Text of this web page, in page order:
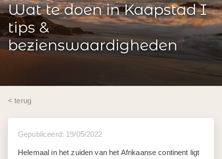
Wat te doen in Kaapstad I
tips &
bezienswaardigheden
< terug
Gepubliceerd: 19/05/2022
Helemaal in het zuiden van het Afrikaanse continent ligt